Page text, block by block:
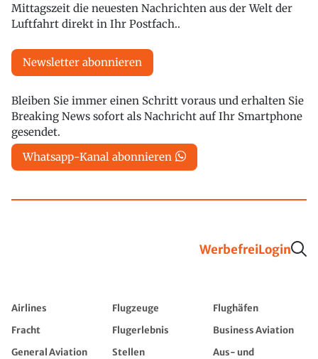
Mittagszeit die neuesten Nachrichten aus der Welt der
Luftfahrt direkt in Ihr Postfach..
Newsletter abonnieren
Bleiben Sie immer einen Schritt voraus und erhalten Sie
Breaking News sofort als Nachricht auf Ihr Smartphone
gesendet.
Whatsapp-Kanal abonnieren
WerbefreiLogin
Airlines Flugzeuge
Flughäfen
Fracht
Flugerlebnis
Business Aviation
General Aviation
Stellen
Aus- und